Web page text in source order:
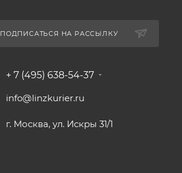
ПОДПИСАТЬСЯ НА РАССЫЛКУ
+ 7 (495) 638-54-37
info@linzkurier.ru
г. Москва, ул. Искры 31/1